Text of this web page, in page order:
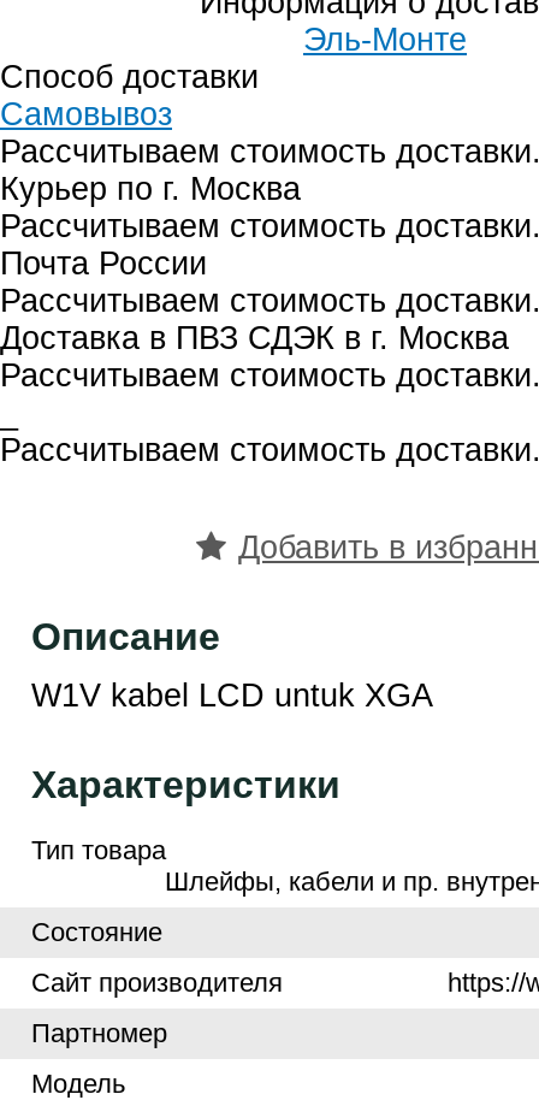
Эль-Монте
Способ доставки
Самовывоз
Рассчитываем стоимость
Курьер по г. Москва
Рассчитываем стоимость
Почта России
Рассчитываем стоимость
Доставка в ПВЗ СДЭК в г. Москва
Рассчитываем стоимость
Рассчитываем стоимость
Добавить в
Описание
W1V kabel LCD untuk XGA
Характеристики
Тип товара
Шлейфы, кабели и пр.
Cостояние
Cайт производителя
https://
Партномер
Модель